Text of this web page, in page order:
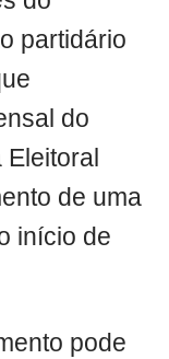
partidário
do
de uma
início de
pode